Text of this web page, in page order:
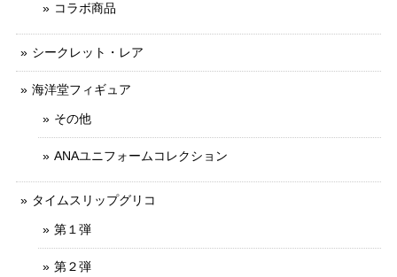
コラボ商品
シークレット・レア
海洋堂フィギュア
その他
ANAユニフォームコレクション
タイムスリップグリコ
第１弾
第２弾